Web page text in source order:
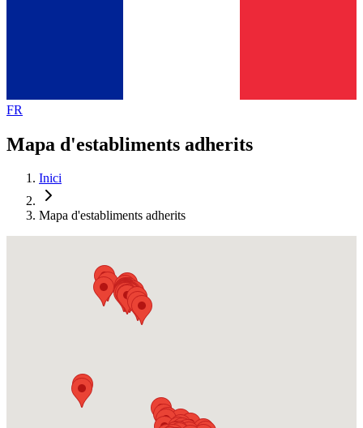
FR
Mapa d'establiments adherits
Inici
Mapa d'establiments adherits